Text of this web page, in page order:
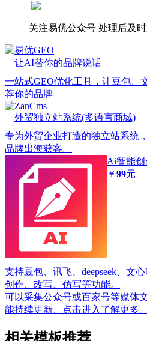
关注易优公众号 处理后及
易优GEO
让AI替你的品牌说话
一站式GEO优化工具，让豆包、
荐你的品牌
ZanCms
外贸独立站系统(多语言商城)
专为外贸企业打造的独立站系统
品牌出海获客。
Ai智能创
￥99元
支持豆包、讯飞、deepseek、文
创作、改写、仿写等功能。
可以采集公众号或百家号等媒体
能持续更新、点击进入了解更多。